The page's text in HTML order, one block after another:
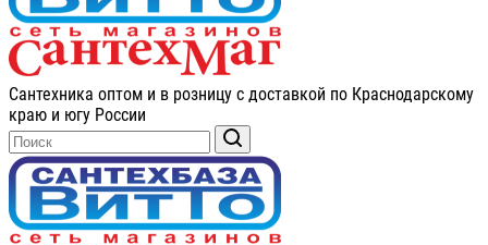
Сантехника оптом и в розницу с доставкой по Краснодарскому
краю и югу России